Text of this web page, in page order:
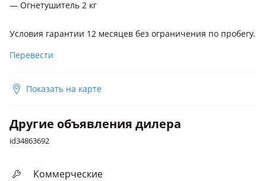
— Огнетушитель 2 кг
Условия гарантии 12 месяцев без ограничения по пробегу.
Перевести
Показать на карте
Другие объявления дилера
id34863692
Коммерческие